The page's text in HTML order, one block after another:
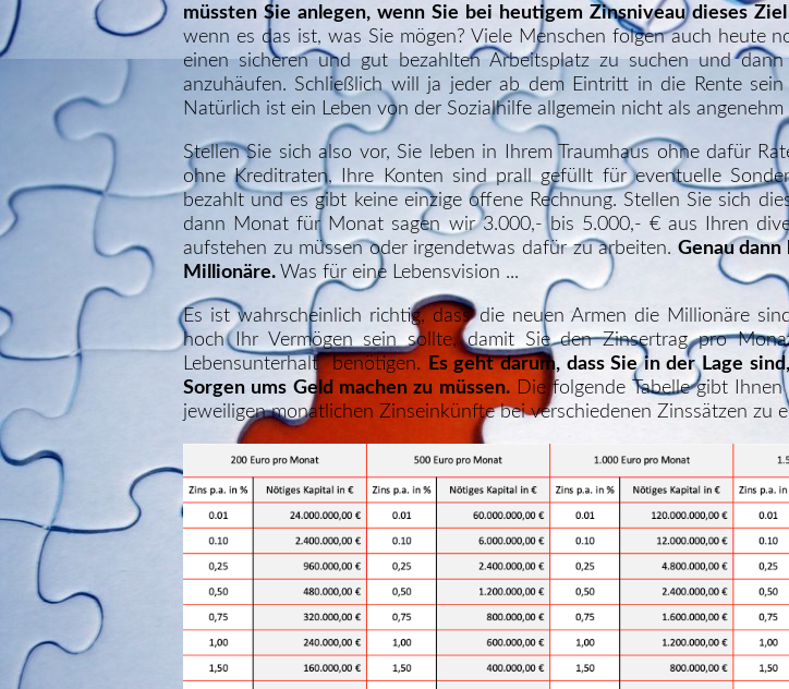
müssten Sie anlegen, wenn Sie bei heutigem Zinsniveau dieses
wenn es das ist, was Sie mögen? VieleMenschen folgen auch heute
einen sicheren und gut bezahlten Arbeitsplatz zu suchen und
anzuhäufen. Schließlich will ja jeder ab dem Eintritt in die Rente
Natürlich ist ein Leben von der Sozialhilfe allgemein nicht als angenehm
Stellen Sie sich also vor, Sie leben in Ihrem Traumhaus ohne dafür
ohne Kreditraten, Ihre Konten sind prall gefüllt für eventuelle
bezahlt und es gibt keine einzige offene Rechnung. Stellen Sie sich
dann Monat für Monat sagen wir 3.000,- bis 5.000,- € aus Ihren
aufstehen zu müssen oder irgendetwas dafür zu arbeiten. Genau
Millionäre. Was für eine Lebensvision ...
Es ist wahrscheinlich richtig, dass die neuen Armen die Millionäre
hoch Ihr Vermögen sein sollte, damit Sie den Zinsertrag pro
Lebensunterhalt benötigen.
Es geht darum, dass Sie in der Lage
Sorgen ums Geld machen zu müssen.Die folgende Tabelle gibt Ihnen
jeweiligen monatlichen Zinseinkünfte bei verschiedenen Zinssätzen zu